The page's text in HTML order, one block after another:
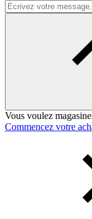
Vous voulez
Commencez votre